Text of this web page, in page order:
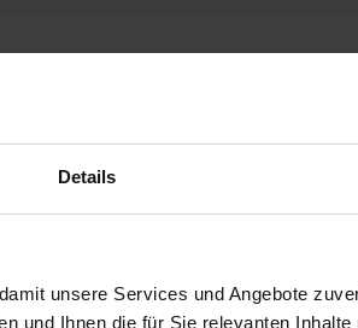
Details
unsere Services und Angebote
und Ihnen die für Sie relevanten